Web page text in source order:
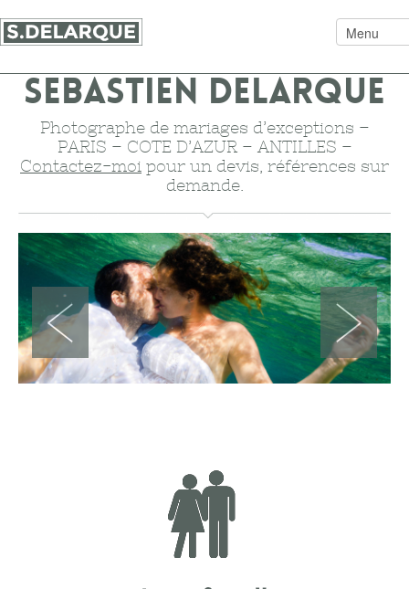
Ce site est une archive, en ligne tel qu’il était. —Le
SEBASTIEN DELARQUE
Photographe de mariages d’exceptions –
PARIS – COTE D’AZUR – ANTILLES –
Contactez-moi pour un devis, références sur
demande.